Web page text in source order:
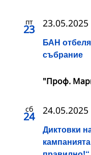
пт
23
БАН
събрание
23.05.2025
"Проф.
сб
24
Диктовки
24.05.2025